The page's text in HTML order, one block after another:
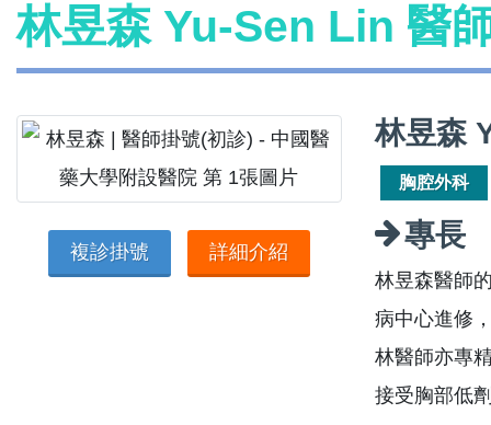
林昱森 Yu-Sen Lin 醫
複診掛號 詳細介紹
林昱森
胸腔外科
專長
林昱森醫師
病中心進修
林醫師亦專
接受胸部低